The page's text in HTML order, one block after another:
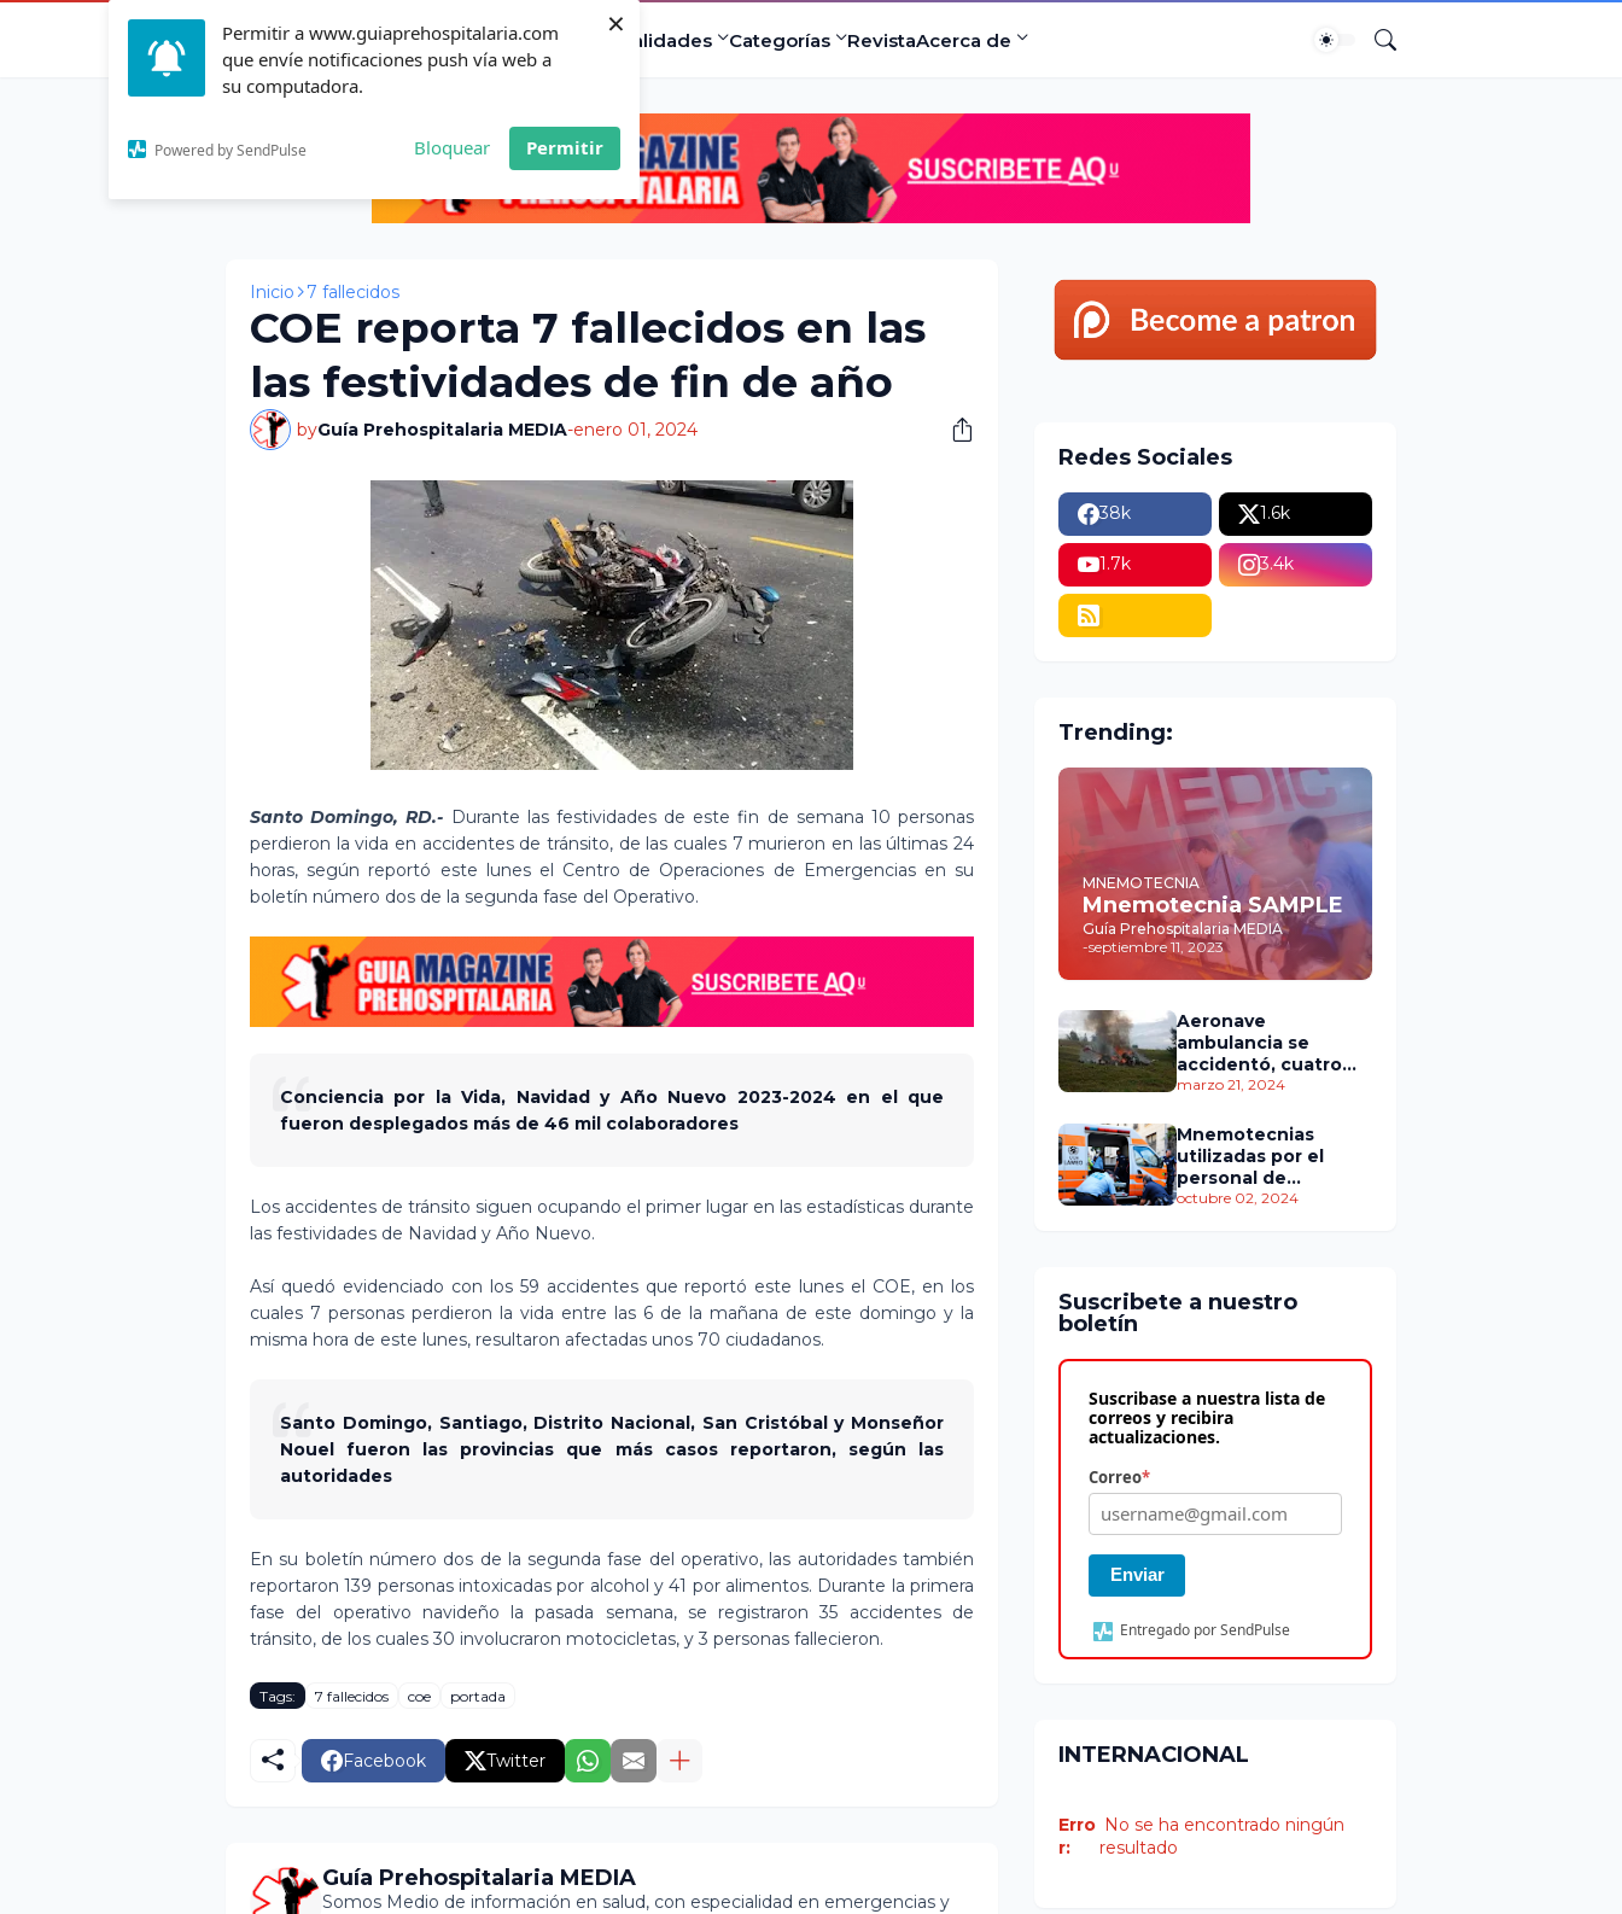
Permitir a www.guiaprehospitalaria.com
que envíe notificaciones push vía web a
su computadora.
Powered by SendPulse Bloquear Permitir
×
InicioActualidad Especialidades Categorías RevistaAcerca de
Inicio 7 fallecidos
COE reporta 7 fallecidos en las
las festividades de fin de año
byGuía Prehospitalaria MEDIA-enero 01, 2024
Santo Domingo, RD.- Durante las festividades de este fin de semana 10 personas
perdieron la vida en accidentes de tránsito, de las cuales 7 murieron en las últimas 24
horas, según reportó este lunes el Centro de Operaciones de Emergencias en su
boletín número dos de la segunda fase del Operativo.
Conciencia por la Vida, Navidad y Año Nuevo 2023-2024 en el que
fueron desplegados más de 46 mil colaboradores
Los accidentes de tránsito siguen ocupando el primer lugar en las estadísticas durante
las festividades de Navidad y Año Nuevo.
Así quedó evidenciado con los 59 accidentes que reportó este lunes el COE, en los
cuales 7 personas perdieron la vida entre las 6 de la mañana de este domingo y la
misma hora de este lunes, resultaron afectadas unos 70 ciudadanos.
Santo Domingo, Santiago, Distrito Nacional, San Cristóbal y Monseñor
Nouel fueron las provincias que más casos reportaron, según las
autoridades
En su boletín número dos de la segunda fase del operativo, las autoridades también
reportaron 139 personas intoxicadas por alcohol y 41 por alimentos. Durante la primera
fase del operativo navideño la pasada semana, se registraron 35 accidentes de
tránsito, de los cuales 30 involucraron motocicletas, y 3 personas fallecieron.
Tags: 7 fallecidos coe portada
Facebook Twitter
Guía Prehospitalaria MEDIA
Somos Medio de información en salud, con especialidad en emergencias y
Redes Sociales
38k 1.6k
1.7k 3.4k
Trending:
MNEMOTECNIA
Mnemotecnia SAMPLE
Guía Prehospitalaria MEDIA
-septiembre 11, 2023
Aeronave
ambulancia se
accidentó, cuatro
personas murieron
marzo 21, 2024
Mnemotecnias
utilizadas por el
personal de
atención
octubre 02, 2024
Suscribete a nuestro
boletín
Suscribase a nuestra lista de
correos y recibira
actualizaciones.
Correo*
Enviar
Entregado por SendPulse
INTERNACIONAL
Erro
r:
No se ha encontrado ningún
resultado